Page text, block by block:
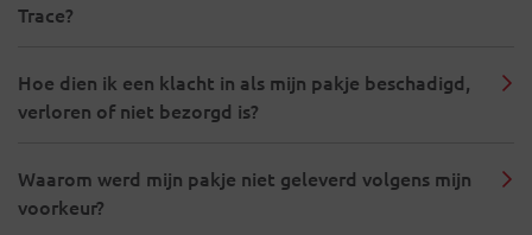
Trace?
Hoe dien ik een klacht in als mijn pakje beschadigd,
verloren of niet bezorgd is?
Waarom werd mijn pakje niet geleverd volgens mijn
voorkeur?